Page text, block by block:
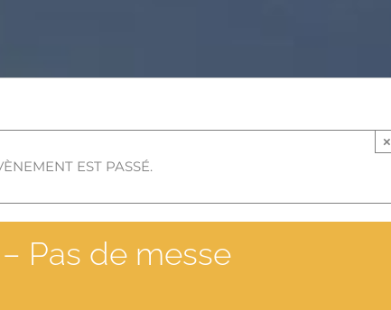
EST PASSÉ.
×
Pas de messe